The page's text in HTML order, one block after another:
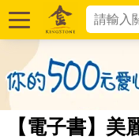
【電子書】美